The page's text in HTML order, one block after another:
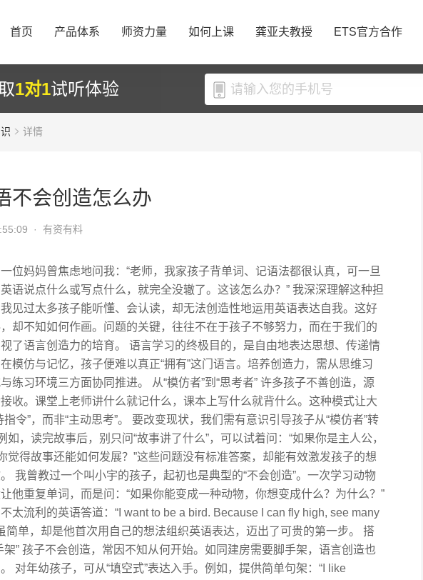
首页 产品体系 师资力量 如何上课 龚亚夫教授 ETS官方合作
1对1试听体验
详情
不会创造怎么办
· 有资有料
位妈妈曾焦虑地问我：“老师，我家孩子背单词、记语法都很认真，可一旦
语说点什么或写点什么，就完全没辙了。这该怎么办？” 我深深理解这种担
见过太多孩子能听懂、会认读，却无法创造性地运用英语表达自我。这好
却不知如何作画。问题的关键，往往不在于孩子不够努力，而在于我们的
了语言创造力的培育。 语言学习的终极目的，是自由地表达思想、传递情
模仿与记忆，孩子便难以真正“拥有”这门语言。培养创造力，需从思维习
练习环境三方面协同推进。 从“模仿者”到“思考者” 许多孩子不善创造，源
收。课堂上老师讲什么就记什么，课本上写什么就背什么。这种模式让大
指令”，而非“主动思考”。 要改变现状，我们需有意识引导孩子从“模仿者”转
如，读完故事后，别只问“故事讲了什么”，可以试着问：“如果你是主人公，
觉得故事还能如何发展？”这些问题没有标准答案，却能有效激发孩子的想
我曾教过一个叫小宇的孩子，起初也是典型的“不会创造”。一次学习动物
他重复单词，而是问：“如果你能变成一种动物，你想变成什么？为什么？”
太流利的英语答道：“I want to be a bird. Because I can fly high, see many
简单，却是他首次用自己的想法组织英语表达，迈出了可贵的第一步。 搭
架” 孩子不会创造，常因不知从何开始。如同建房需要脚手架，语言创造也
对年幼孩子，可从“填空式”表达入手。例如，提供简单句架：“I like